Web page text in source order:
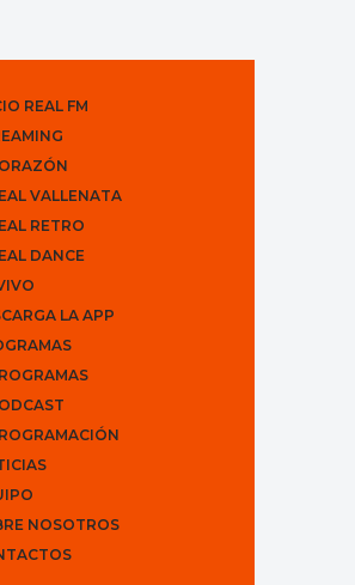
REAL FM
VALLENATA
RETRO
DANCE
LA APP
NOSOTROS